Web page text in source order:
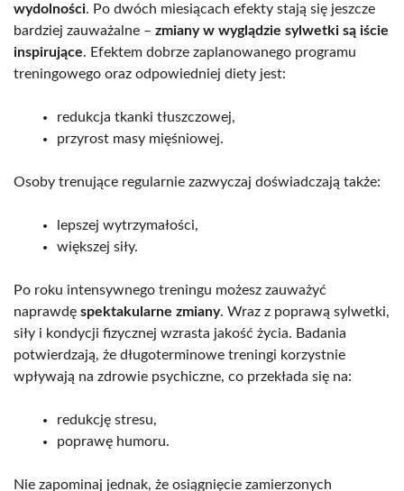
wydolności. Po dwóch miesiącach efekty stają się jeszcze
bardziej zauważalne – zmiany w wyglądzie sylwetki są iście
inspirujące. Efektem dobrze zaplanowanego programu
treningowego oraz odpowiedniej diety jest:
redukcja tkanki tłuszczowej,
przyrost masy mięśniowej.
Osoby trenujące regularnie zazwyczaj doświadczają także:
lepszej wytrzymałości,
większej siły.
Po roku intensywnego treningu możesz zauważyć
naprawdę spektakularne zmiany. Wraz z poprawą sylwetki,
siły i kondycji fizycznej wzrasta jakość życia. Badania
potwierdzają, że długoterminowe treningi korzystnie
wpływają na zdrowie psychiczne, co przekłada się na:
redukcję stresu,
poprawę humoru.
Nie zapominaj jednak, że osiągnięcie zamierzonych